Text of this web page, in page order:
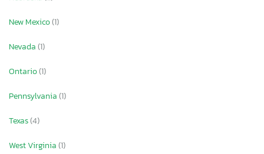
New Mexico(1)
Nevada(1)
Ontario(1)
Pennsylvania(1)
Texas(4)
West Virginia(1)